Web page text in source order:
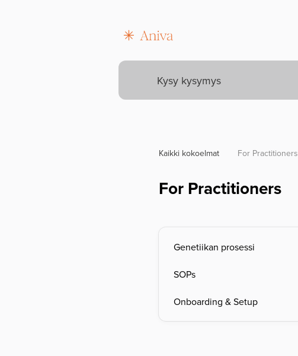
Kaikki kokoelmat For Practitioners
For Practitioners
Genetiikan prosessi
SOPs
Onboarding & Setup